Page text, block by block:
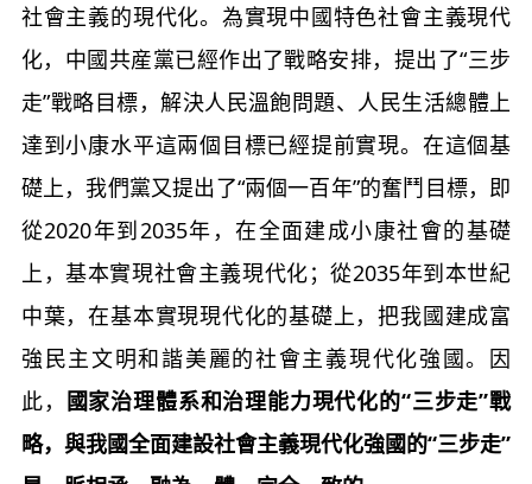
社會主義的現代化。為實現中國特色社會主義現代
化，中國共産黨已經作出了戰略安排，提出了“三步
走”戰略目標，解決人民溫飽問題、人民生活總體上
達到小康水平這兩個目標已經提前實現。在這個基
礎上，我們黨又提出了“兩個一百年”的奮鬥目標，即
從2020年到2035年，在全面建成小康社會的基礎
上，基本實現社會主義現代化；從2035年到本世紀
中葉，在基本實現現代化的基礎上，把我國建成富
強民主文明和諧美麗的社會主義現代化強國。因
此， 國家治理體系和治理能力現代化的“三步走”戰
略，與我國全面建設社會主義現代化強國的“三步走”